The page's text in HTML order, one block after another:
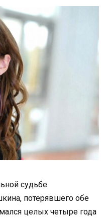
судьбе
потерявшего обе
целых четыре года